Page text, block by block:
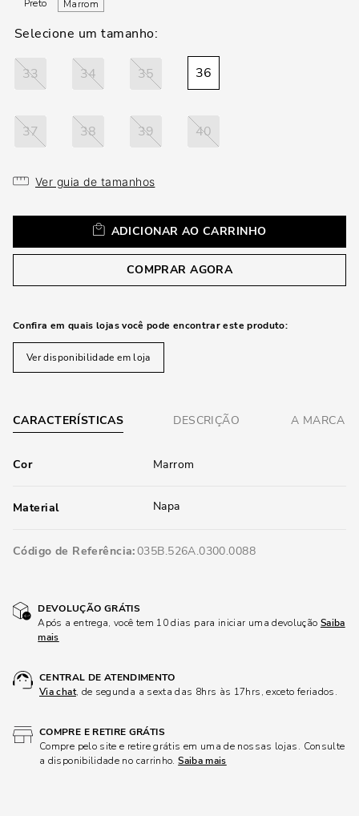
Preto Marrom
33 34 35 36
37 38 39 40
Ver guia de tamanhos
ADICIONAR AO CARRINHO
COMPRAR AGORA
Confira em quais lojas você pode encontrar este produto:
Ver disponibilidade em loja
CARACTERÍSTICAS DESCRIÇÃO A MARCA
Cor Marrom
Material Napa
Código de Referência 035B.526A.0300.0088
DEVOLUÇÃO GRÁTIS
Após a entrega, você tem 10 dias para iniciar uma devolução Saiba
mais
CENTRAL DE ATENDIMENTO
Via chat, de segunda a sexta das 8hrs às 17hrs, exceto feriados.
COMPRE E RETIRE GRÁTIS
Compre pelo site e retire grátis em uma de nossas lojas. Consulte
a disponibilidade no carrinho.Saiba mais